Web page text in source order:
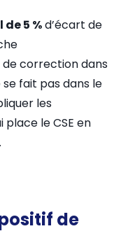
de 5 %d’écart de
correction dans
fait pas dans le
les
le CSE en
de